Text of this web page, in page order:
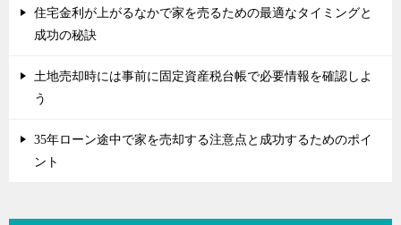
住宅金利が上がるなかで家を売るための最適なタイミングと
成功の秘訣
土地売却時には事前に固定資産税台帳で必要情報を確認しよ
う
35年ローン途中で家を売却する注意点と成功するためのポイ
ント